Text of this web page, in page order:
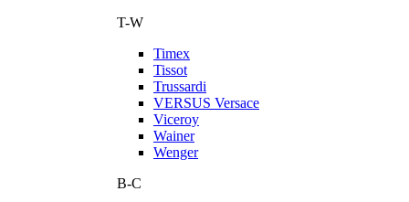
T-W
Timex
Tissot
Trussardi
VERSUS Versace
Viceroy
Wainer
Wenger
В-С